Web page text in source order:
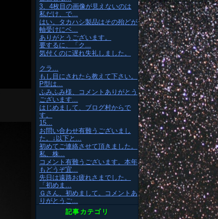
3、4枚目の画像が見えないのは
私だけ、で...
はい。タカハシ製品はその殆どが
軸受けにベ...
ありがとうございます。
要するに、「ク...
気付くのに遅れ失礼しました。
クラ...
もし目にされたら教えて下さい。
P型は...
ふみふみ様、コメントありがとう
ございます...
はじめまして、ブログ村からで
す。
15...
お問い合わせ有難うございまし
た。↓以下と...
初めてご連絡させて頂きました。
私、株...
コメント有難うございます。本年
もどうぞ宜...
先日は遠路お疲れさまでした。
「初めま...
Ｇさん、初めまして。コメントあ
りがとうご...
記事カテゴリ